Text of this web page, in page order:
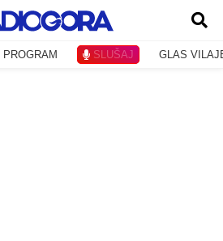
PROGRAM SLUŠAJ GLAS